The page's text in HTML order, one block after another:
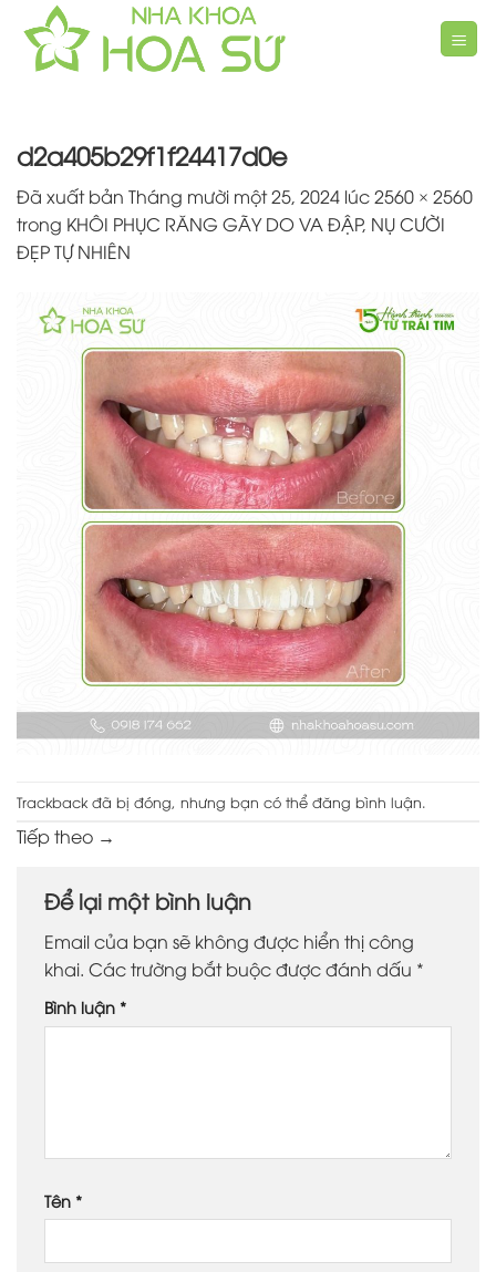
Chuyển
đến
d2a405b29f1f24417d0e
Đã xuất bản Tháng mười một 25, 2024 lúc2560 × 2560
trong KHÔI PHỤC RĂNG GÃY DO VA ĐẬP, NỤ CƯỜI
ĐẸP TỰ NHIÊN
Trackback đã bị đóng, nhưng bạn có thể đăng bình luận
Tiếp theo →
Để lại một bình luận
Email của bạn sẽ không được hiển thị công
khai. Các trường bắt buộc được đánh dấu *
Bình luận *
Tên *